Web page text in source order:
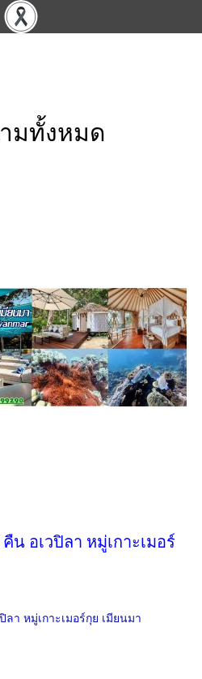
มทั้งหมด
น อเวปิลา หมู่เกาะเมอร์
า หมู่เกาะเมอร์กุย เมียนมา